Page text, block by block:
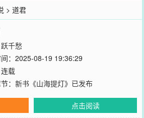
> 道君
跃千愁
：2025-08-19 19:36:29
载
： 新书《山海提灯》已发布
点击阅读